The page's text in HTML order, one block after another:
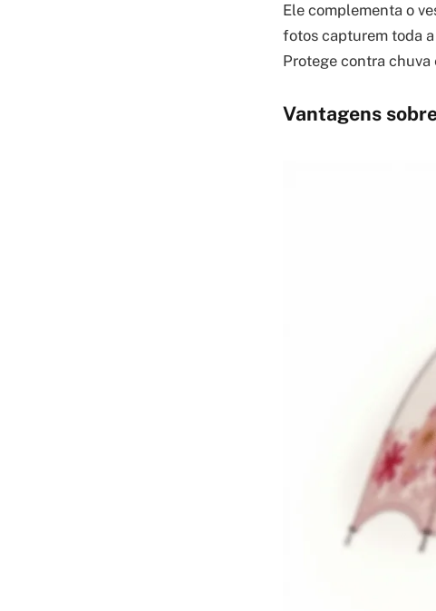
Ele complementa o
fotos capturem toda
Protege contra chuva
Vantagens